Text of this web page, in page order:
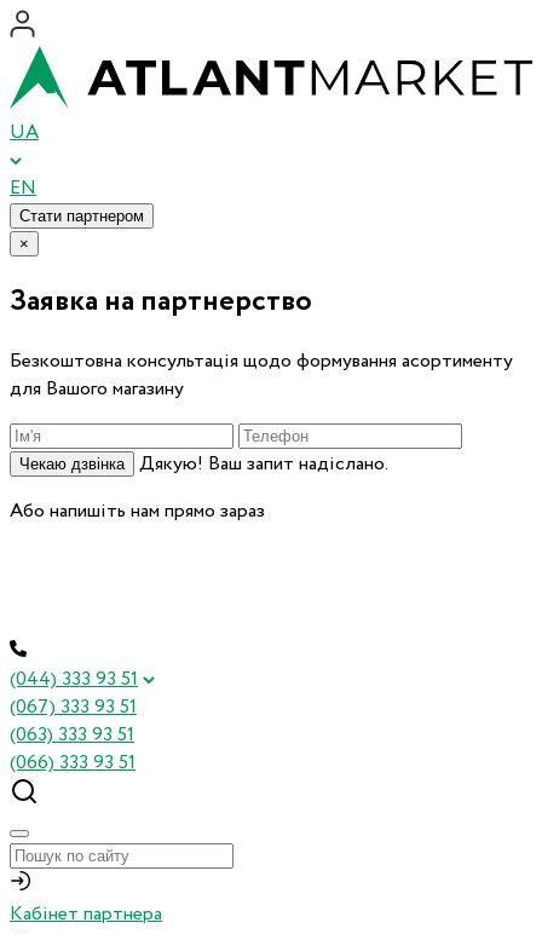
UA
EN
Стати партнером
×
Заявка на партнерство
Безкоштовна консультація щодо формування асортименту
для Вашого магазину
Чекаю дзвінка
Дякую! Ваш запит надіслано.
Або напишіть нам прямо зараз
(044) 333 93 51
(067) 333 93 51
(063) 333 93 51
(066) 333 93 51
Кабінет партнера